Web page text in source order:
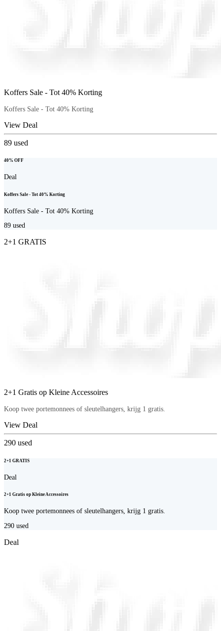
Koffers Sale - Tot 40% Korting
Koffers Sale - Tot 40% Korting
View Deal
89 used
40% OFF
Deal
Koffers Sale - Tot 40% Korting
Koffers Sale - Tot 40% Korting
89 used
2+1 GRATIS
2+1 Gratis op Kleine Accessoires
Koop twee portemonnees of sleutelhangers, krijg 1 gratis.
View Deal
290 used
2+1 GRATIS
Deal
2+1 Gratis op Kleine Accessoires
Koop twee portemonnees of sleutelhangers, krijg 1 gratis.
290 used
Deal